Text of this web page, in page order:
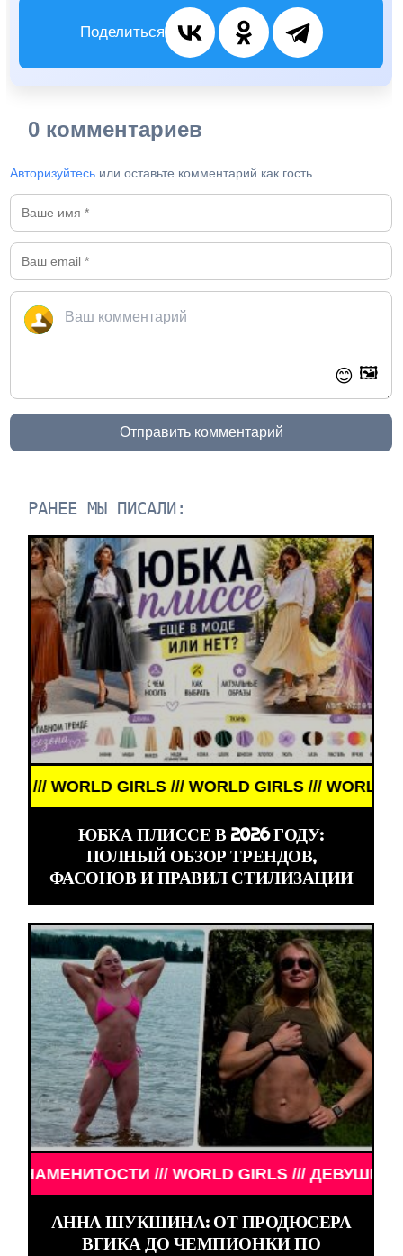
Поделиться
0 комментариев
Авторизуйтесь или оставьте комментарий как гость
😊 🖼️
Отправить комментарий
РАНЕЕ МЫ ПИСАЛИ:
GIRLS /// WORLD GIRLS /// WORLD GIRLS
ЮБКА ПЛИССЕ В 2026 ГОДУ:
ПОЛНЫЙ ОБЗОР ТРЕНДОВ,
ФАСОНОВ И ПРАВИЛ СТИЛИЗАЦИИ
/// WORLD GIRLS /// ДЕВУШКИ
АННА ШУКШИНА: ОТ ПРОДЮСЕРА
ВГИКА ДО ЧЕМПИОНКИ ПО